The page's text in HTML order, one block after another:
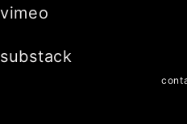
vimeo
substack